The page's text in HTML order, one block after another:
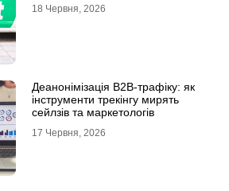
18 Червня, 2026
Деанонімізація B2B-трафіку: як
інструменти трекінгу мирять
сейлзів та маркетологів
17 Червня, 2026